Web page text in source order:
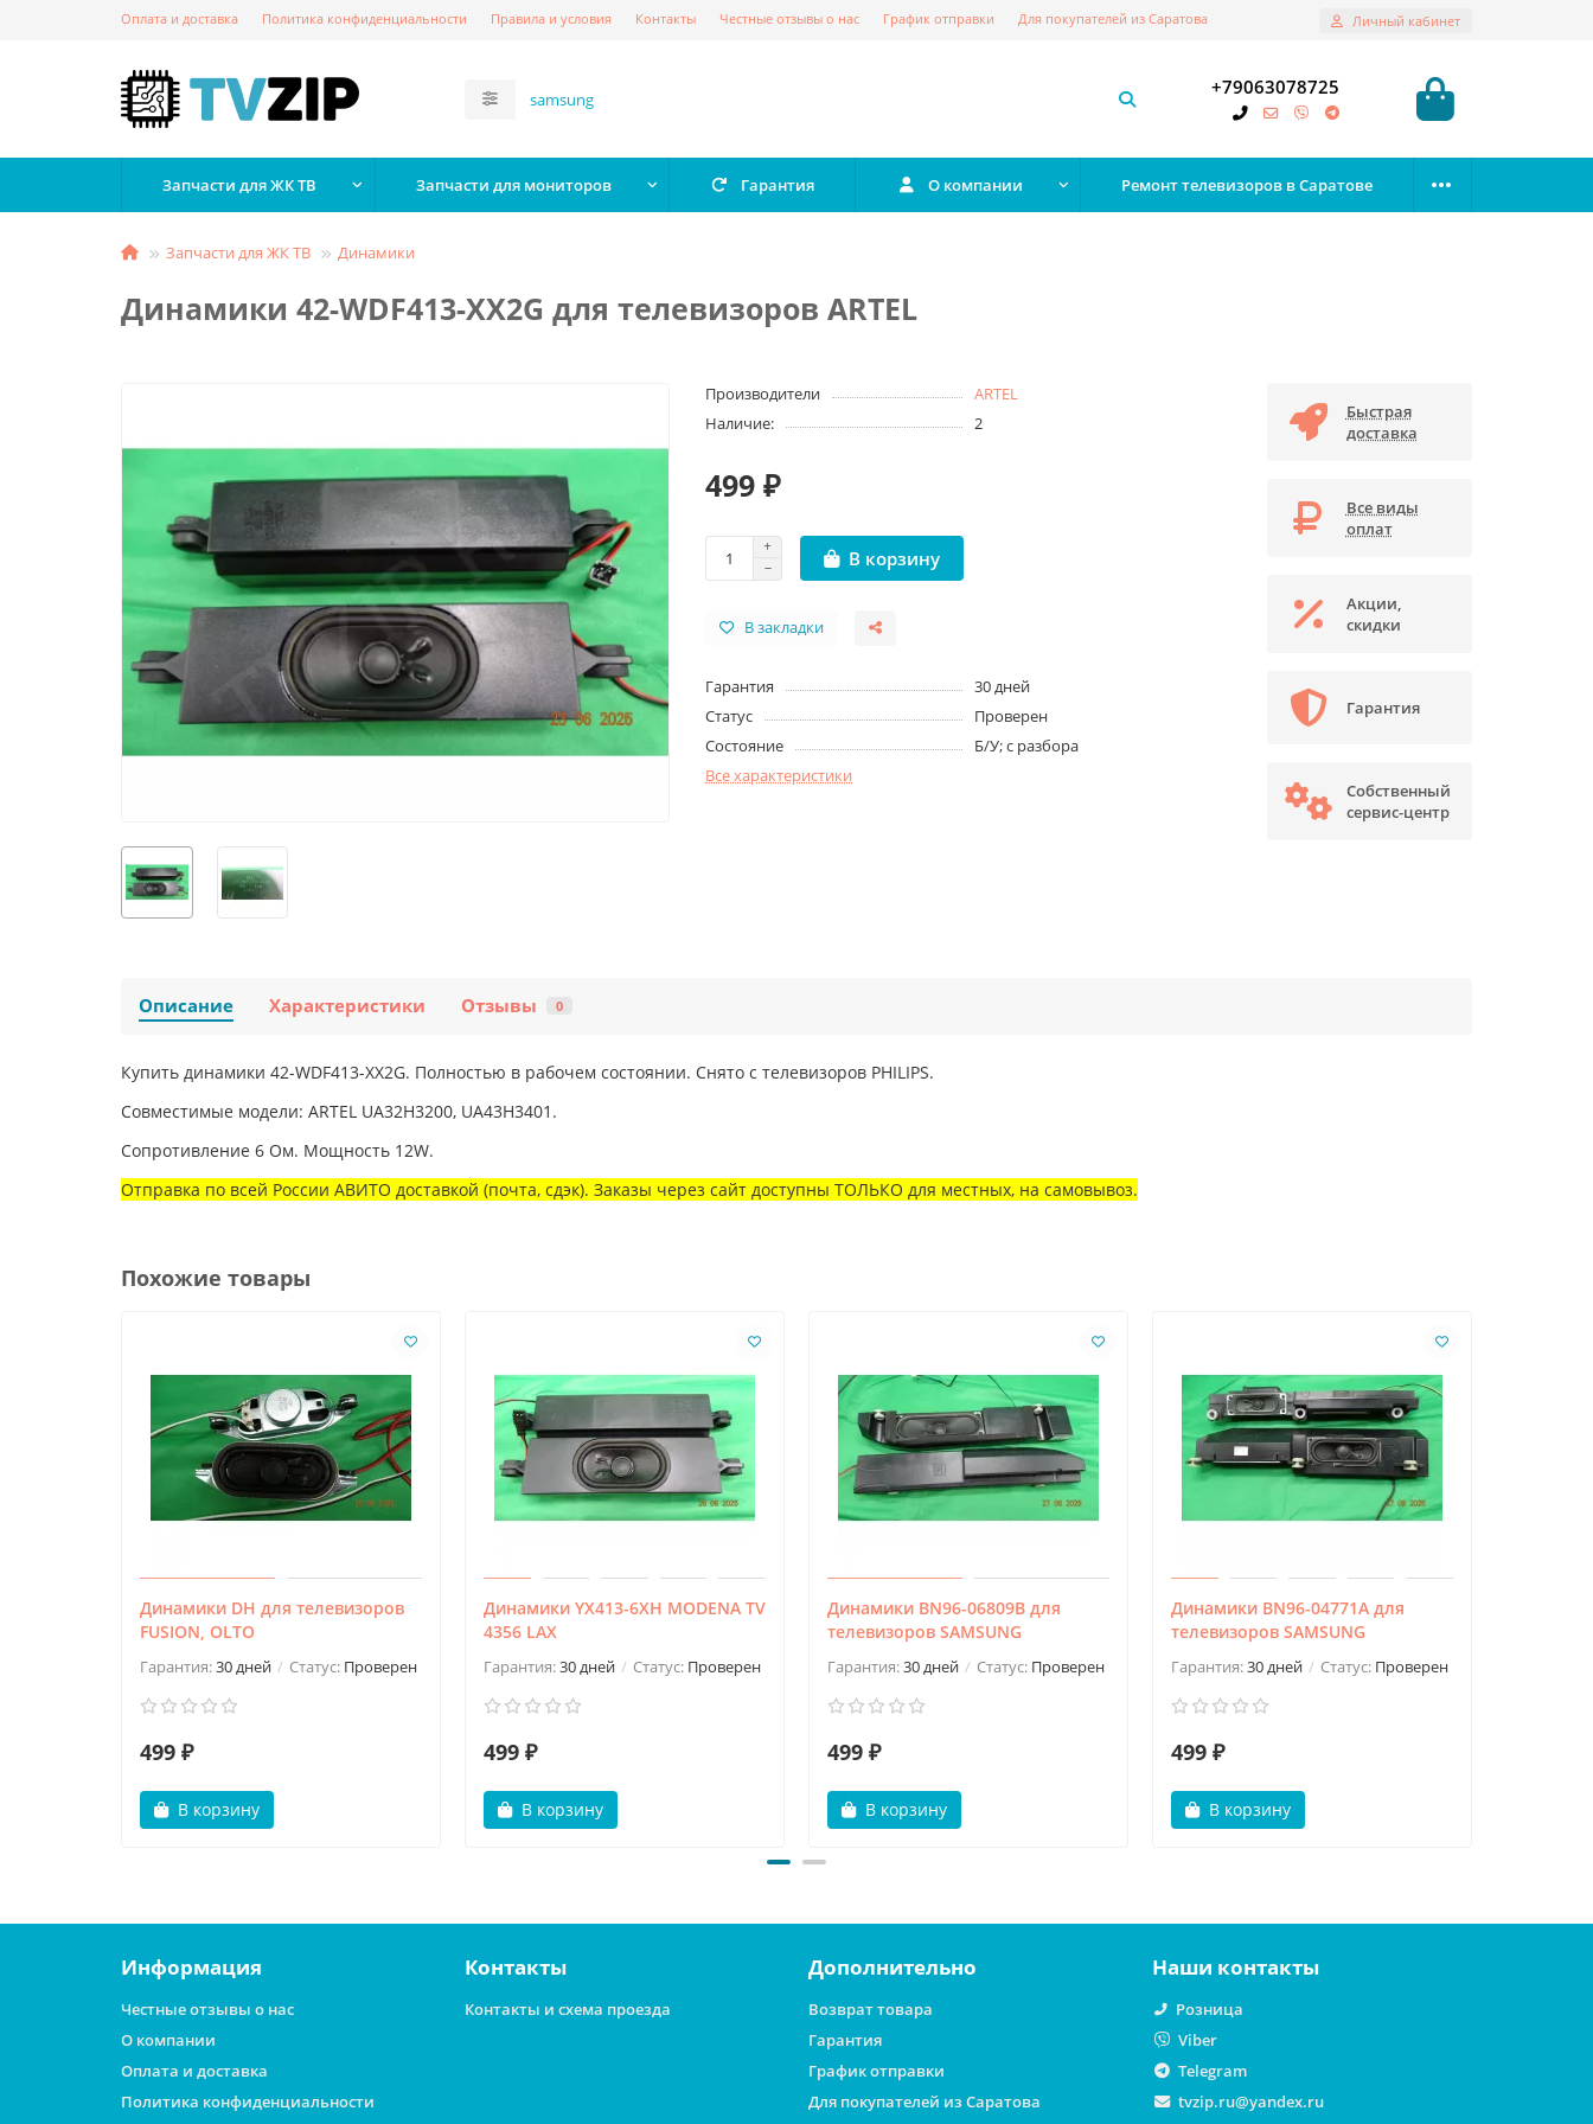
Оплата и доставка Политика конфиденциальности Правила и условия Контакты Честные отзывы о нас График отправки Для покупателей из Саратова Личный кабинет
+79063078725
Запчасти для ЖК ТВ Запчасти для мониторов Гарантия О компании Ремонт телевизоров в Саратове
Запчасти для ЖК ТВ Динамики
Динамики 42-WDF413-XX2G для телевизоров ARTEL
Производители
ARTEL
Наличие:
2
499 ₽
В корзину
В закладки
Гарантия
30 дней
Статус
Проверен
Состояние
Б/У; с разбора
Все характеристики
Быстрая
доставка
Все виды
оплат
Акции,
скидки
Гарантия
Собственный
сервис-центр
Описание Характеристики Отзывы 0
Купить динамики 42-WDF413-XX2G. Полностью в рабочем состоянии. Снято с телевизоров PHILIPS.
Совместимые модели: ARTEL UA32H3200, UA43H3401.
Сопротивление 6 Ом. Мощность 12W.
Отправка по всей России АВИТО доставкой (почта, сдэк). Заказы через сайт доступны ТОЛЬКО для местных, на самовывоз.
Похожие товары
Динамики DH для телевизоров
FUSION, OLTO
Гарантия:30 дней Статус: Проверен
499 ₽
В корзину
Динамики YX413-6XH MODENA TV
4356 LAX
Гарантия:30 дней Статус: Проверен
499 ₽
В корзину
Динамики BN96-06809B для
телевизоров SAMSUNG
Гарантия:30 дней Статус: Проверен
499 ₽
В корзину
Динамики BN96-04771A для
телевизоров SAMSUNG
Гарантия:30 дней Статус: Проверен
499 ₽
В корзину
Информация
Честные отзывы о нас
О компании
Оплата и доставка
Политика конфиденциальности
Контакты
Контакты и схема проезда
Дополнительно
Возврат товара
Гарантия
График отправки
Для покупателей из Саратова
Наши контакты
Розница
Viber
Telegram
tvzip.ru@yandex.ru